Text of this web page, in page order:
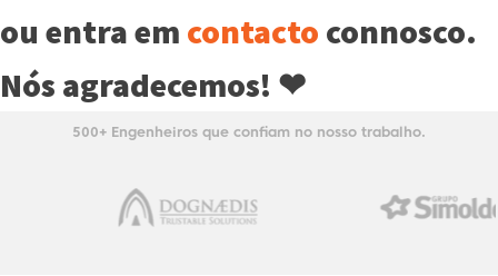
ou entra em contacto connosco.
Nós agradecemos! ​❤
500+ Engenheiros que confiam no nosso trabalho.